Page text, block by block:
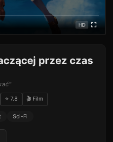
HD
przez czas
⭐ 7.8 🎬 Film
Sci-Fi